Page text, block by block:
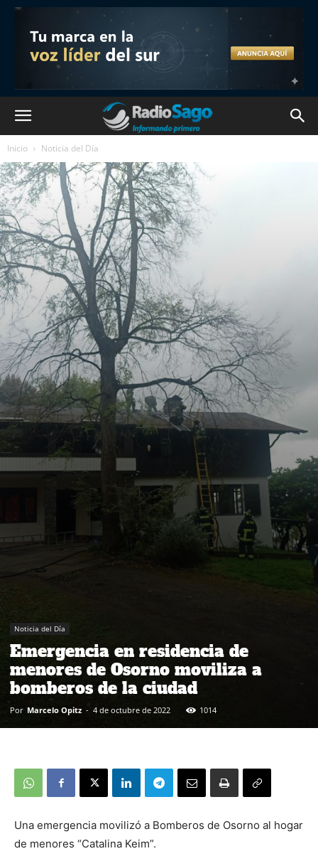
Inicio Noticia del Día
Noticia del Día
Emergencia en residencia de
menores de Osorno moviliza a
bomberos de la ciudad
Por Marcelo Opitz - 4 de octubre de 2022 1014
Una emergencia movilizó a Bomberos de Osorno al hogar
de menores “Catalina Keim”.